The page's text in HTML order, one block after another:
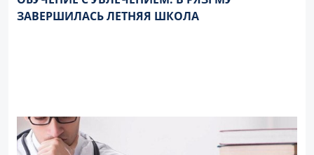
ЗАВЕРШИЛАСЬ ЛЕТНЯЯ ШКОЛА